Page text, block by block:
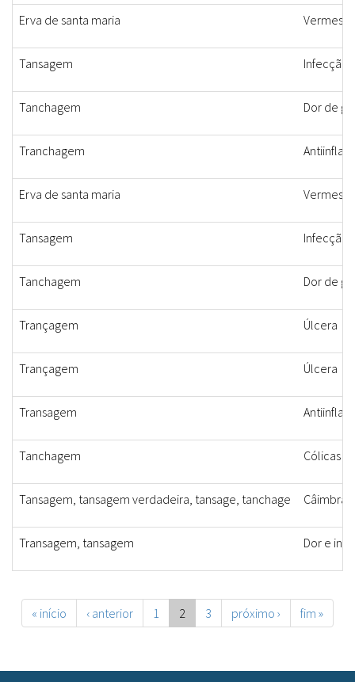
Erva de santa maria Vermes,
Tansagem Infecção
Tanchagem Dor de
Tranchagem
Erva de santa maria Vermes,
Tansagem Infecção
Tanchagem Dor de
Trançagem Úlcera
Trançagem Úlcera
Transagem
Tanchagem Cólicas
Tansagem, tansagem verdadeira, tansage, tanchage
Transagem, tansagem Dor e
« início ‹ anterior 1 2 3 próximo › fim »